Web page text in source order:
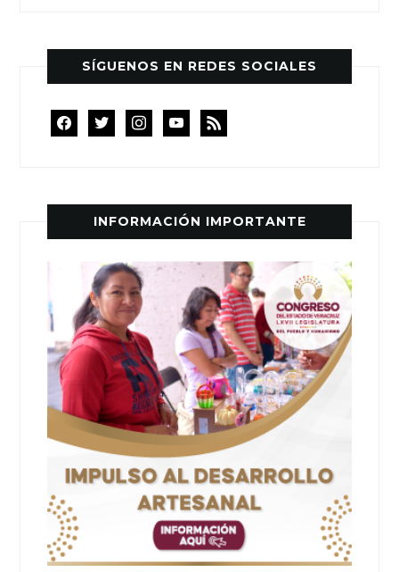
SÍGUENOS EN REDES SOCIALES
facebooktwitterinstagramyoutube
rss
INFORMACIÓN IMPORTANTE